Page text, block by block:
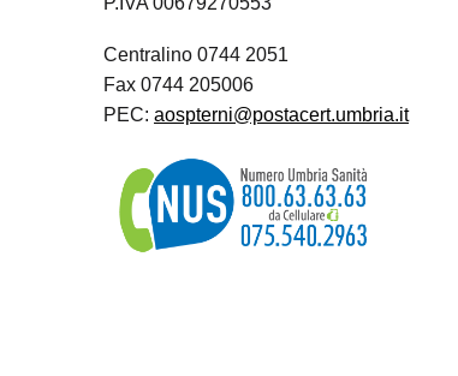
Centralino 0744 2051
Fax 0744 205006
PEC: aospterni@postacert.umbria.it